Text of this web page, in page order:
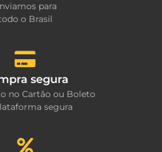
para
o Brasil
segura
no Cartão ou Boleto
segura